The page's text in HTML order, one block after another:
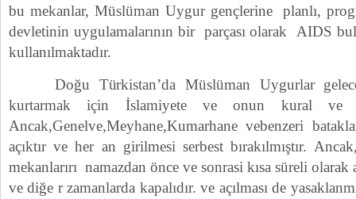
bu mekanlar, Müslüman Uygur gençlerine planlı,
devletinin uygulamalarının bir parçası olarak AIDS
kullanılmaktadır.
Doğu Türkistan’da Müslüman Uygurlar
kurtarmak için İslamiyete ve onun kural ve
Ancak,Genelve,Meyhane,Kumarhane vebenzeri
açıktır ve her an girilmesi serbest bırakılmıştır.
mekanlarırı namazdan önce ve sonrasi kısa süreli olarak
ve diğe r zamanlarda kapalıdır. ve açılması de